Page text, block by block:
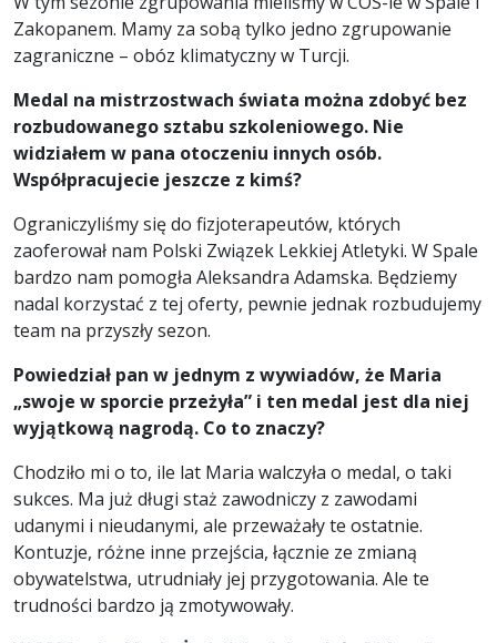
Zakopanem. Mamy za sobą tylko jedno zgrupowanie
zagraniczne – obóz klimatyczny w Turcji.
Medal na mistrzostwach świata można zdobyć bez
rozbudowanego sztabu szkoleniowego. Nie
widziałem w pana otoczeniu innych osób.
Współpracujecie jeszcze z kimś?
Ograniczyliśmy się do fizjoterapeutów, których
zaoferował nam Polski Związek Lekkiej Atletyki. W Spale
bardzo nam pomogła Aleksandra Adamska. Będziemy
nadal korzystać z tej oferty, pewnie jednak rozbudujemy
team na przyszły sezon.
Powiedział pan w jednym z wywiadów, że Maria
„swoje w sporcie przeżyła” i ten medal jest dla niej
wyjątkową nagrodą. Co to znaczy?
Chodziło mi o to, ile lat Maria walczyła o medal, o taki
sukces. Ma już długi staż zawodniczy z zawodami
udanymi i nieudanymi, ale przeważały te ostatnie.
Kontuzje, różne inne przejścia, łącznie ze zmianą
obywatelstwa, utrudniały jej przygotowania. Ale te
trudności bardzo ją zmotywowały.